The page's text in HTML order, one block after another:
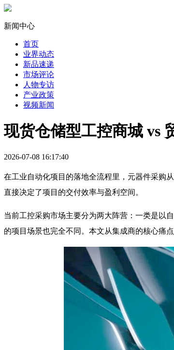
新闻中心
首页
业界动态
新品速递
市场评论
人物专访
产业政策
视频新闻
现货仓储型工控商城 vs
2026-07-08 16:17:40
在工业自动化项目的落地全流程里，元器件采购
直接决定了项目的交付效率与盈利空间。
当前工控采购市场主要分为两大阵营：一类是以
的项目场景也完全不同。本文从集成商的核心痛